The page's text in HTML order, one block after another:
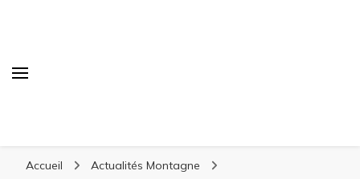
matériel, stations de ski
Accueil
Actualités Montagne